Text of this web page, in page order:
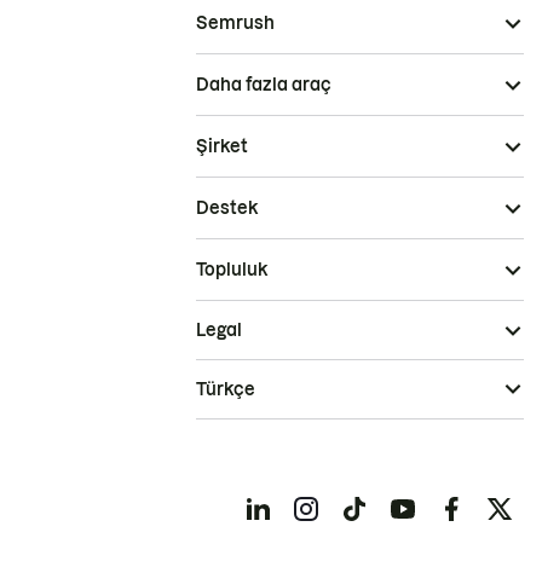
Semrush
Daha fazla araç
Şirket
Destek
Topluluk
Legal
Türkçe